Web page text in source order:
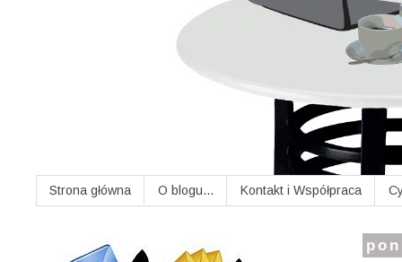
Strona główna O blogu... Kontakt i Współpraca